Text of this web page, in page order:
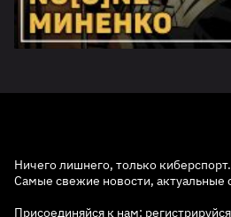
Ничего лишнего, только киберспорт.
Самые свежие новости, актуальные
Присоединяйся к нам: